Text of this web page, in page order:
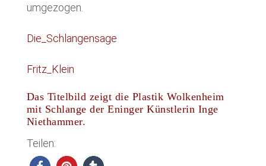
umgezogen.
Die_Schlangensage
Fritz_Klein
Das Titelbild zeigt die Plastik Wolkenheim
mit Schlange der Eninger Künstlerin Inge
Niethammer.
Teilen: